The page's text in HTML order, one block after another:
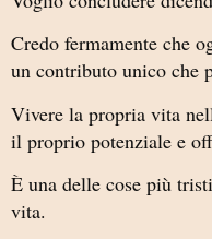
Credo fermamente che
un contributo unico che
Vivere la propria vita
il proprio potenziale e
È una delle cose più
vita.